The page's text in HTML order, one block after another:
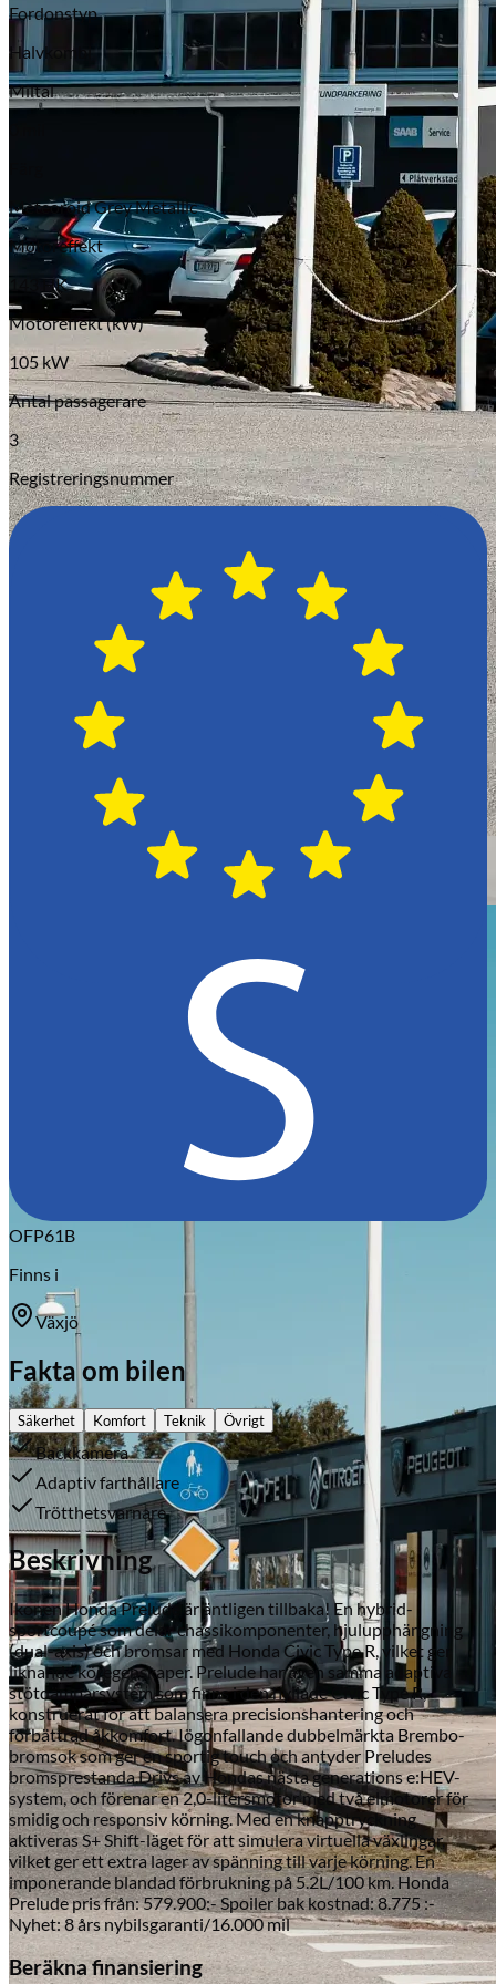
Serviceverkstad
Fordonstyp
Halvkombi
Miltal
Meteoroid Grey Metallic
Motoreffekt
143 HK
Motoreffekt (kW)
105 kW
Antal passagerare
3
Registreringsnummer
OFP61B
Finns i
Växjö
Fakta om bilen
Säkerhet Komfort Teknik Övrigt
Backkamera
Adaptiv farthållare
Trötthetsvarnare
Beskrivning
Ikonen Honda Prelude är äntligen tillbaka! En hybrid-
sportcoupé som delar chassikomponenter, hjulupphängning
(dual-axis) och bromsar med Honda Civic Type R, vilket ger
liknande köregenskaper. Prelude har även samma adaptiva
stötdämparsystem som finns i den hyllade Civic Type R,
konstruerat för att balansera precisionshantering och
förbättrad åkkomfort. Iögonfallande dubbelmärkta Brembo-
bromsok som ger en sportig touch och antyder Preludes
bromsprestanda.Drivs av Hondas nästa generations e:HEV-
system, och förenar en 2,0-litersmotor med två elmotorer för
smidig och responsiv körning. Med en knapptryckning
aktiveras S+ Shift-läget för att simulera virtuella växlingar,
vilket ger ett extra lager av spänning till varje körning. En
imponerande blandad förbrukning på 5.2L/100 km. Honda
Prelude pris från: 579.900:- Spoiler bak kostnad: 8.775 :-
Nyhet: 8 års nybilsgaranti/16.000 mil
Beräkna finansiering